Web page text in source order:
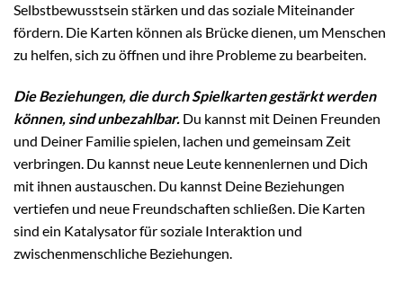
Selbstbewusstsein stärken und das soziale Miteinander
fördern. Die Karten können als Brücke dienen, um Menschen
zu helfen, sich zu öffnen und ihre Probleme zu bearbeiten.
Die Beziehungen, die durch Spielkarten gestärkt werden
können, sind unbezahlbar. Du kannst mit Deinen Freunden
und Deiner Familie spielen, lachen und gemeinsam Zeit
verbringen. Du kannst neue Leute kennenlernen und Dich
mit ihnen austauschen. Du kannst Deine Beziehungen
vertiefen und neue Freundschaften schließen. Die Karten
sind ein Katalysator für soziale Interaktion und
zwischenmenschliche Beziehungen.